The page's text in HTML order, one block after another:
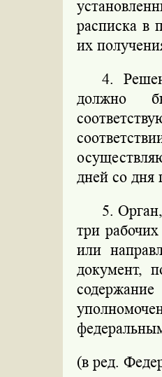
расписка в
их
4.
должно
дней со дня
5.
три
или
документ,
(в ред.